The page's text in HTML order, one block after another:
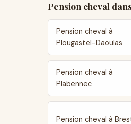
Pension cheval
Pension cheval à
Plougastel-Daoulas
Pension cheval à
Plabennec
Pension cheval à